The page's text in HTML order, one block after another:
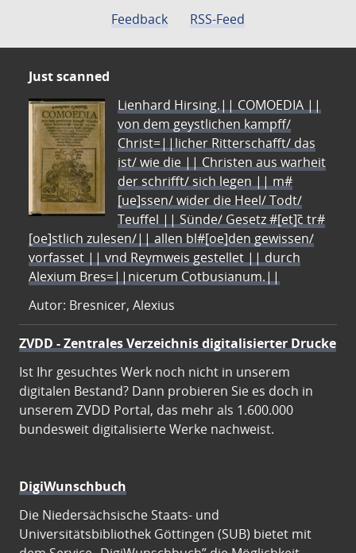
Feedback
RSS-Feed
Just scanned
Lienhard Hirsing.|| COMOEDIA ||
von dem geystlichen kampff/
Christ=||licher Ritterschafft/ das
ist/ wie die || Christen aus warheit
der schrifft/ sich legen || m#
[ue]ssen/ wider die Heel/ Todt/
Teuffel || Sünde/ Gesetz #[et]c̃ tr#
[oe]stlich zulesen/|| allen bl#[oe]den gewissen/
vorfasset || vnd Reymweis gestellet || durch
Alexium Bres=||nicerum Cotbusianum.||
Autor: Bresnicer, Alexius
ZVDD - Zentrales Verzeichnis digitalisierter Drucke
Ist Ihr gesuchtes Werk noch nicht in unserem
digitalen Bestand? Dann probieren Sie es doch in
unserem ZVDD Portal, das mehr als 1.600.000
bundesweit digitalisierte Werke nachweist.
DigiWunschbuch
Die Niedersächsische Staats- und
Universitätsbibliothek Göttingen (SUB) bietet mit